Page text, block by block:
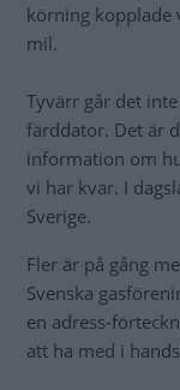
körning
mil.
Tyvärr går det
färddator. Det är
information om
vi har kvar. I
Sverige.
Fler är på gång
Svenska
en adress-
att ha med i